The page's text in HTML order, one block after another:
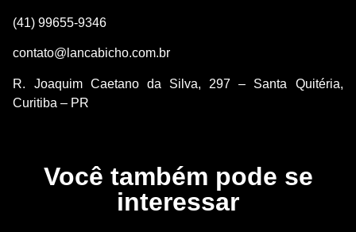
(41) 99655-9346
contato@lancabicho.com.br
R. Joaquim Caetano da Silva, 297 – Santa Quitéria,
Curitiba – PR
Você também pode se
interessar